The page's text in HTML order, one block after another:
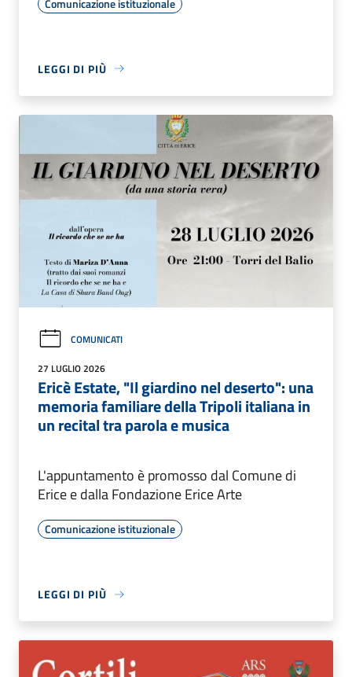
Comunicazione istituzionale
LEGGI DI PIÙ
COMUNICATI
27 LUGLIO 2026
Ericè Estate, "Il giardino nel deserto": una
memoria familiare della Tripoli italiana in
un recital tra parola e musica
L'appuntamento è promosso dal Comune di
Erice e dalla Fondazione Erice Arte
Comunicazione istituzionale
LEGGI DI PIÙ